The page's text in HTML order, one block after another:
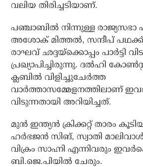
വലിയ തിരിച്ചടിയാണ്.
പഞ്ചാബില്‍ നിന്നുള്ള രാജ്യസഭാ
അശോക് മിത്തല്‍, സന്ദീപ് പഥക്ക്
രാഘവ് ഛദ്ദയ്ക്കൊപ്പം പാര്‍ട്ടി
പ്രഖ്യാപിച്ചിരുന്നു. ദല്‍ഹി
ക്ലബില്‍ വിളിച്ചുചേര്‍ത്ത
വാര്‍ത്താസമ്മേളനത്തിലാണ് ഇവര്‍
വിടുന്നതായി അറിയിച്ചത്.
മുന്‍ ഇന്ത്യന്‍ ക്രിക്കറ്റ് താരം
ഹര്‍ഭജന്‍ സിങ്, സ്വാതി
വിക്രം സാഹ്നി എന്നിവരും
ബി.ജെ.പിയില്‍ ചേരും.